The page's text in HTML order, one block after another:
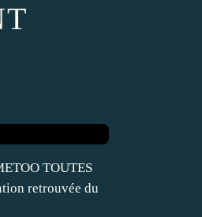
TOUTES
retrouvée du